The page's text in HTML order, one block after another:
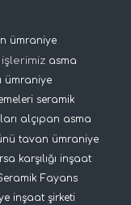
ümraniye
asma
ümraniye
seramik
alçıpan asma
tavan ümraniye
karşılığı inşaat
Fayans
inşaat şirketi